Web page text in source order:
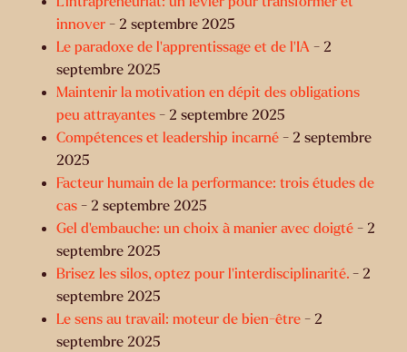
innover - 2 septembre 2025
Le paradoxe de l’apprentissage et de l’IA - 2
septembre 2025
Maintenir la motivation en dépit des obligations
peu attrayantes - 2 septembre 2025
Compétences et leadership incarné - 2 septembre
2025
Facteur humain de la performance: trois études de
cas - 2 septembre 2025
Gel d’embauche: un choix à manier avec doigté - 2
septembre 2025
Brisez les silos, optez pour l’interdisciplinarité. - 2
septembre 2025
Le sens au travail: moteur de bien-être - 2
septembre 2025